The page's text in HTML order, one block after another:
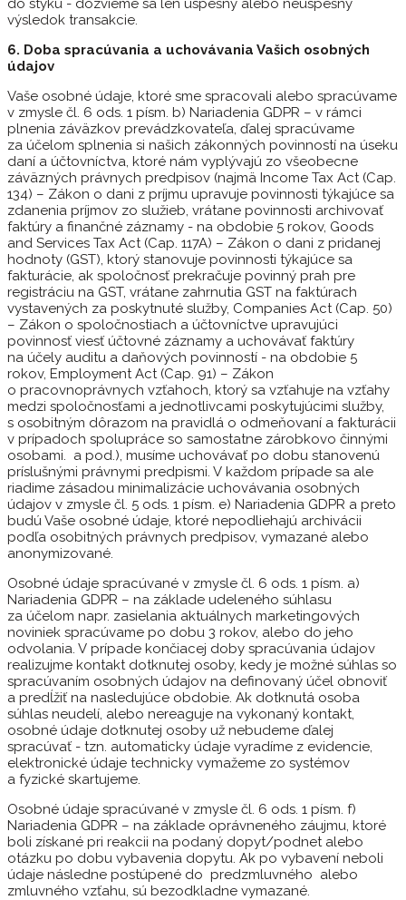
do styku - dozvieme sa len úspešný alebo neúspešný
výsledok transakcie.
6. Doba spracúvania a uchovávania Vašich osobných
údajov
Vaše osobné údaje, ktoré sme spracovali alebo spracúvame
v zmysle čl. 6 ods. 1 písm. b) Nariadenia GDPR – v rámci
plnenia záväzkov prevádzkovateľa, ďalej spracúvame
za účelom splnenia si našich zákonných povinností na úseku
daní a účtovníctva, ktoré nám vyplývajú zo všeobecne
záväzných právnych predpisov (najmä Income Tax Act (Cap.
134) – Zákon o dani z príjmu upravuje povinnosti týkajúce sa
zdanenia príjmov zo služieb, vrátane povinnosti archivovať
faktúry a finančné záznamy - na obdobie 5 rokov, Goods
and Services Tax Act (Cap. 117A) – Zákon o dani z pridanej
hodnoty (GST), ktorý stanovuje povinnosti týkajúce sa
fakturácie, ak spoločnosť prekračuje povinný prah pre
registráciu na GST, vrátane zahrnutia GST na faktúrach
vystavených za poskytnuté služby, Companies Act (Cap. 50)
– Zákon o spoločnostiach a účtovníctve upravujúci
povinnosť viesť účtovné záznamy a uchovávať faktúry
na účely auditu a daňových povinností - na obdobie 5
rokov, Employment Act (Cap. 91) – Zákon
o pracovnoprávnych vzťahoch, ktorý sa vzťahuje na vzťahy
medzi spoločnosťami a jednotlivcami poskytujúcimi služby,
s osobitným dôrazom na pravidlá o odmeňovaní a fakturácii
v prípadoch spolupráce so samostatne zárobkovo činnými
osobami. a pod.), musíme uchovávať po dobu stanovenú
príslušnými právnymi predpismi. V každom prípade sa ale
riadime zásadou minimalizácie uchovávania osobných
údajov v zmysle čl. 5 ods. 1 písm. e) Nariadenia GDPR a preto
budú Vaše osobné údaje, ktoré nepodliehajú archivácii
podľa osobitných právnych predpisov, vymazané alebo
anonymizované.
Osobné údaje spracúvané v zmysle čl. 6 ods. 1 písm. a)
Nariadenia GDPR – na základe udeleného súhlasu
za účelom napr. zasielania aktuálnych marketingových
noviniek spracúvame po dobu 3 rokov, alebo do jeho
odvolania. V prípade končiacej doby spracúvania údajov
realizujme kontakt dotknutej osoby, kedy je možné súhlas so
spracúvaním osobných údajov na definovaný účel obnoviť
a predĺžiť na nasledujúce obdobie. Ak dotknutá osoba
súhlas neudelí, alebo nereaguje na vykonaný kontakt,
osobné údaje dotknutej osoby už nebudeme ďalej
spracúvať - tzn. automaticky údaje vyradíme z evidencie,
elektronické údaje technicky vymažeme zo systémov
a fyzické skartujeme.
Osobné údaje spracúvané v zmysle čl. 6 ods. 1 písm. f)
Nariadenia GDPR – na základe oprávneného záujmu, ktoré
boli získané pri reakcii na podaný dopyt/podnet alebo
otázku po dobu vybavenia dopytu. Ak po vybavení neboli
údaje následne postúpené do predzmluvného alebo
zmluvného vzťahu, sú bezodkladne vymazané.